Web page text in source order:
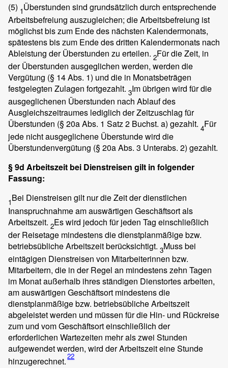
(5) 1Überstunden sind grundsätzlich durch entsprechende
Arbeitsbefreiung auszugleichen; die Arbeitsbefreiung ist
möglichst bis zum Ende des nächsten Kalendermonats,
spätestens bis zum Ende des dritten Kalendermonats nach
Ableistung der Überstunden zu erteilen. 2Für die Zeit, in
der Überstunden ausgeglichen werden, werden die
Vergütung (§ 14 Abs. 1) und die in Monatsbeträgen
festgelegten Zulagen fortgezahlt. 3Im übrigen wird für die
ausgeglichenen Überstunden nach Ablauf des
Ausgleichszeitraumes lediglich der Zeitzuschlag für
Überstunden (§ 20a Abs. 1 Satz 2 Buchst. a) gezahlt. 4Für
jede nicht ausgeglichene Überstunde wird die
Überstundenvergütung (§ 20a Abs. 3 Unterabs. 2) gezahlt.
§ 9d Arbeitszeit bei Dienstreisen gilt in folgender
Fassung:
1Bei Dienstreisen gilt nur die Zeit der dienstlichen
Inanspruchnahme am auswärtigen Geschäftsort als
Arbeitszeit. 2Es wird jedoch für jeden Tag einschließlich
der Reisetage mindestens die dienstplanmäßige bzw.
betriebsübliche Arbeitszeit berücksichtigt. 3Muss bei
eintägigen Dienstreisen von Mitarbeiterinnen bzw.
Mitarbeitern, die in der Regel an mindestens zehn Tagen
im Monat außerhalb ihres ständigen Dienstortes arbeiten,
am auswärtigen Geschäftsort mindestens die
dienstplanmäßige bzw. betriebsübliche Arbeitszeit
abgeleistet werden und müssen für die Hin- und Rückreise
zum und vom Geschäftsort einschließlich der
erforderlichen Wartezeiten mehr als zwei Stunden
aufgewendet werden, wird der Arbeitszeit eine Stunde
hinzugerechnet.22